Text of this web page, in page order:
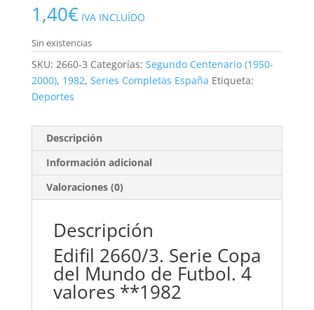
1,40€ IVA INCLUÍDO
Sin existencias
SKU: 2660-3 Categorías: Segundo Centenario (1950-
2000), 1982, Series Completas España Etiqueta:
Deportes
Descripción
Información adicional
Valoraciones (0)
Descripción
Edifil 2660/3. Serie Copa
del Mundo de Futbol. 4
valores **1982